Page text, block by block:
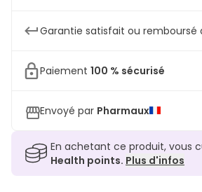
Garantie satisfait ou remboursé
Paiement 100 % sécurisé
Envoyé par Pharmaux
En achetant ce produit, vous
Health points. Plus d'infos